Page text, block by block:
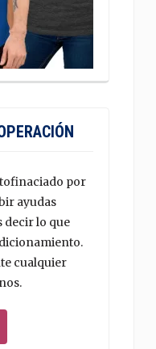
por
ayudas
decir lo que
cualquier